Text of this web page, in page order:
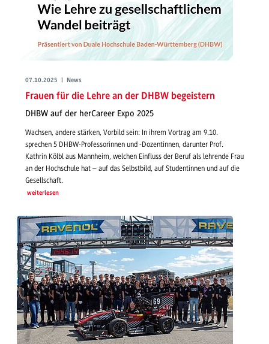
07.10.2025 | News
Frauen für die Lehre an der DHBW begeistern
DHBW auf der herCareer Expo 2025
Wachsen, andere stärken, Vorbild sein: In ihrem Vortrag am 9.10.
sprechen 5 DHBW-Professorinnen und -Dozentinnen, darunter Prof.
Kathrin Kölbl aus Mannheim, welchen Einfluss der Beruf als lehrende Frau
an der Hochschule hat – auf das Selbstbild, auf Studentinnen und auf die
Gesellschaft.
weiterlesen